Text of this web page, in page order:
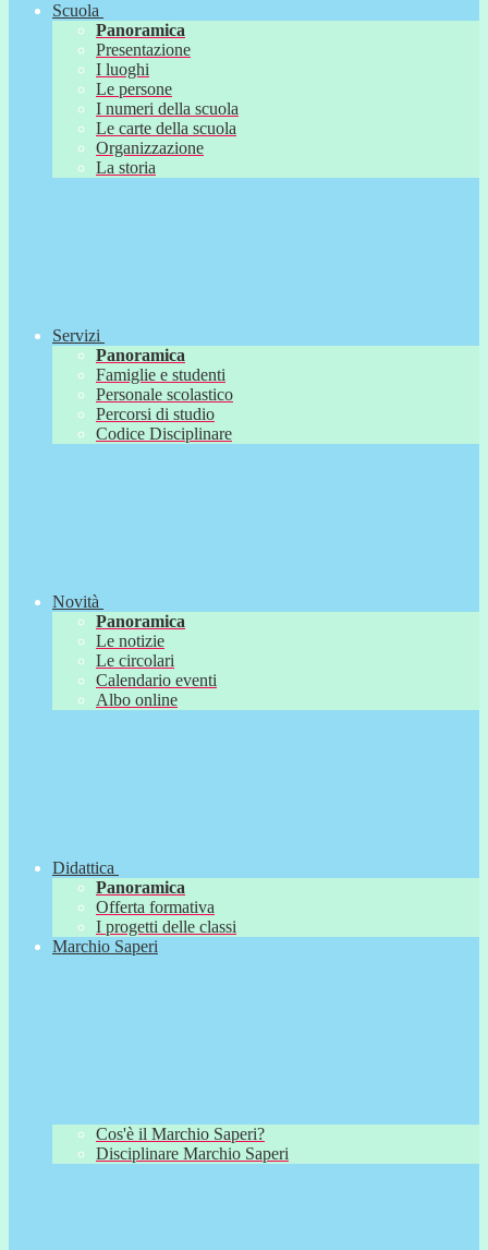
Scuola
Panoramica
Presentazione
I luoghi
Le persone
I numeri della scuola
Le carte della scuola
Organizzazione
La storia
Servizi
Panoramica
Famiglie e studenti
Personale scolastico
Percorsi di studio
Codice Disciplinare
Novità
Panoramica
Le notizie
Le circolari
Calendario eventi
Albo online
Didattica
Panoramica
Offerta formativa
I progetti delle classi
Marchio Saperi
Cos'è il Marchio Saperi?
Disciplinare Marchio Saperi